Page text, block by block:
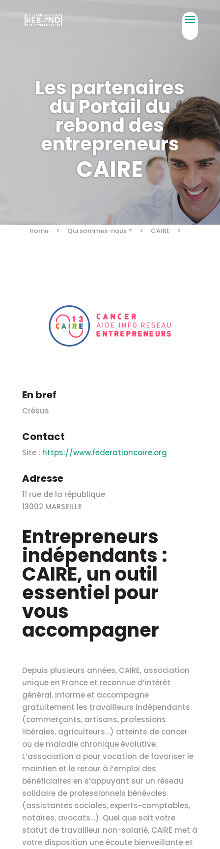
Les partenaires
du Portail du
rebond des
entrepreneurs
CAIRE
Home > Qui sommes-nous ? > CAIRE >
En bref
Crésus
Contact
Site : https://www.federationcaire.org
Adresse
11 rue de la république
13002 MARSEILLE
Entrepreneurs
indépendants :
CAIRE, un outil
essentiel pour
vous
accompagner
Depuis plusieurs années, CAIRE, association
unique en France et reconnue d’intérêt
général, informe et accompagne
gratuitement les travailleurs indépendants
(commerçants, artisans, professions
libérales, agriculteurs…) atteints de cancer
ou de maladie chronique évolutive.
L’association a pour vocation de favoriser le
maintien et le retour à l’emploi des
bénéficiaires en s’appuyant sur un réseau
solidaire de professionnels bénévoles
(assistantes sociales, experts-comptables,
notaires, avocats…). Quel que soit votre
statut de travailleur non-salarié, CAIRE met à
votre disposition une écoute bienveillante et